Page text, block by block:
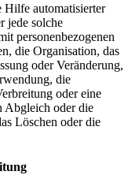
Hilfe automatisierter
jede solche
personenbezogenen
die Organisation, das
oder Veränderung,
die
oder eine
Abgleich oder die
Löschen oder die